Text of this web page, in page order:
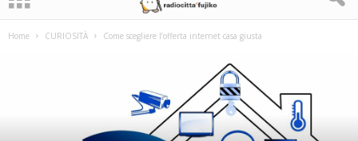
Home CURIOSITÀ Come scegliere l’offerta internet casa giusta